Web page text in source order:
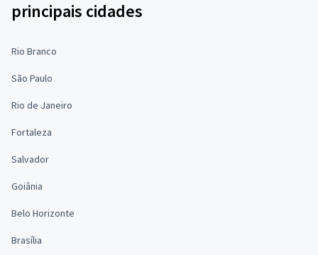
principais cidades
Rio Branco
São Paulo
Rio de Janeiro
Fortaleza
Salvador
Goiânia
Belo Horizonte
Brasília